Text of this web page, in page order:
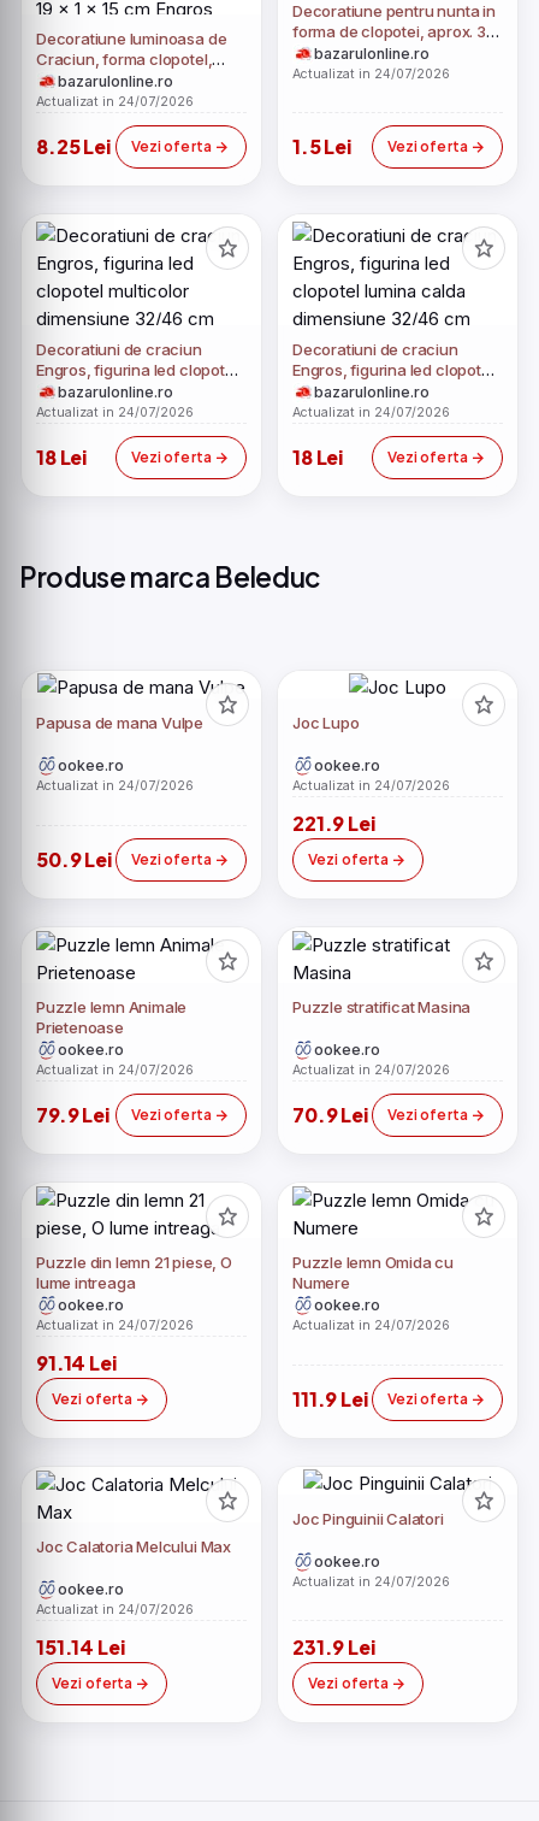
Decoratiune luminoasa de
Craciun, forma clopotel,
comutator ON/OFF, ventuza,
baterii, 19 x 1 x 15 cm Engros
bazarulonline.ro
Actualizat in 24/07/2026
8.25 Lei Vezi oferta
Decoratiune pentru nunta in
forma de clopotei, aprox. 30
x 20 cm
bazarulonline.ro
Actualizat in 24/07/2026
1.5 Lei Vezi oferta
​​Decoratiuni de craciun
Engros, figurina led​​ clopotel
multicolor dimensiune 32/46
cm
bazarulonline.ro
Actualizat in 24/07/2026
18 Lei Vezi oferta
​​Decoratiuni de craciun
Engros, figurina led​​ clopotel
lumina calda dimensiune
32/46 cm
bazarulonline.ro
Actualizat in 24/07/2026
18 Lei Vezi oferta
Produse marca Beleduc
Papusa de mana Vulpe
ookee.ro
Actualizat in 24/07/2026
50.9 Lei Vezi oferta
Joc Lupo
ookee.ro
Actualizat in 24/07/2026
221.9 Lei
Vezi oferta
Puzzle lemn Animale
Prietenoase
ookee.ro
Actualizat in 24/07/2026
79.9 Lei Vezi oferta
Puzzle stratificat Masina
ookee.ro
Actualizat in 24/07/2026
70.9 Lei Vezi oferta
Puzzle din lemn 21 piese, O
lume intreaga
ookee.ro
Actualizat in 24/07/2026
91.14 Lei
Vezi oferta
Puzzle lemn Omida cu
Numere
ookee.ro
Actualizat in 24/07/2026
111.9 Lei Vezi oferta
Joc Calatoria Melcului Max
ookee.ro
Actualizat in 24/07/2026
151.14 Lei
Vezi oferta
Joc Pinguinii Calatori
ookee.ro
Actualizat in 24/07/2026
231.9 Lei
Vezi oferta